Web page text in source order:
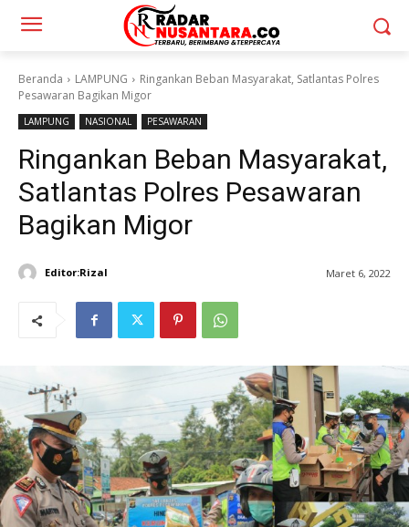
Beranda LAMPUNG
Ringankan Beban Masyarakat, Satlantas Polres
Pesawaran Bagikan Migor
LAMPUNG NASIONAL PESAWARAN
Ringankan Beban Masyarakat,
Satlantas Polres Pesawaran
Bagikan Migor
Editor:Rizal Maret 6, 2022